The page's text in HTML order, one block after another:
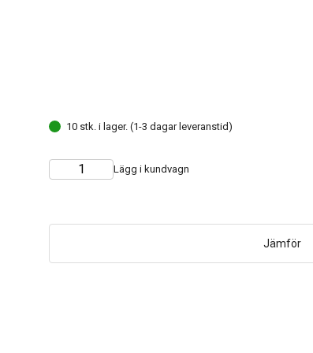
10 stk. i lager. (1-3 dagar leveranstid)
Choose
Quantity Lägg i kundvagn
Jämför